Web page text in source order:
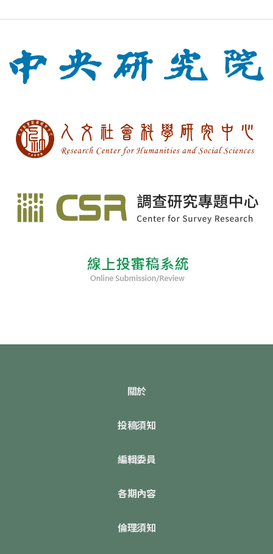
關於
投稿須知
編輯委員
各期內容
倫理須知